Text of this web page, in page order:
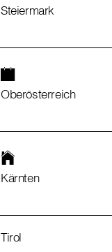
Steiermark
Oberösterreich
Kärnten
Tirol